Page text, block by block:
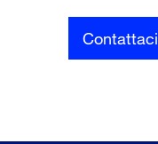
Contattaci